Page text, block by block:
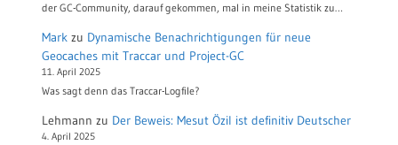
der GC-Community, darauf gekommen, mal in meine Statistik zu…
Mark zu Dynamische Benachrichtigungen für neue
Geocaches mit Traccar und Project-GC
11. April 2025
Was sagt denn das Traccar-Logfile?
Lehmann zu Der Beweis: Mesut Özil ist definitiv Deutscher
4. April 2025